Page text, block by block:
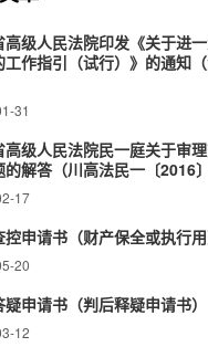
高级人民法院印发《关于进
工作指引（试行）》的通知
31
高级人民法院民一庭关于审
解答（川高法民一〔2016〕
17
控申请书（财产保全或执行用
20
申请书（判后释疑申请书）
12